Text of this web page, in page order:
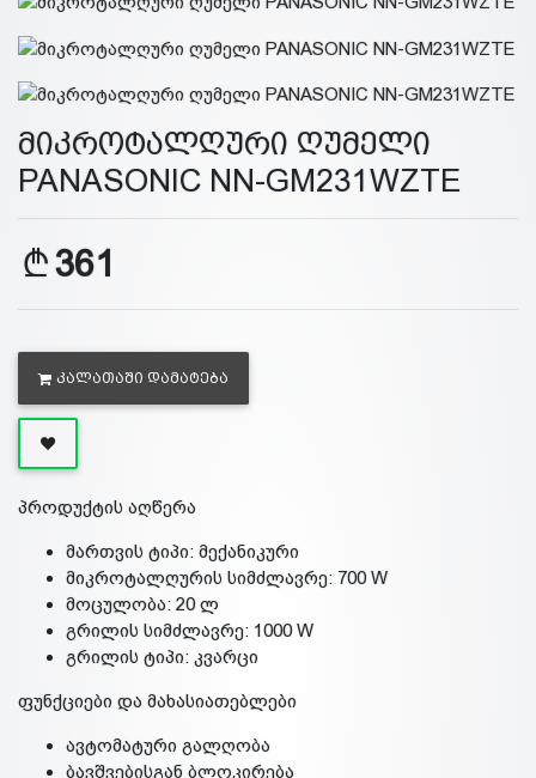
მიკროტალღური ღუმელი
PANASONIC NN-GM231WZTE
361
ᲙᲐᲚᲐᲗᲐᲨᲘ ᲓᲐᲛᲐᲢᲔᲑᲐ
პროდუქტის აღწერა
მართვის ტიპი: მექანიკური
მიკროტალღურის სიმძლავრე: 700 W
მოცულობა: 20 ლ
გრილის სიმძლავრე: 1000 W
გრილის ტიპი: კვარცი
ფუნქციები და მახასიათებლები
ავტომატური გალღობა
ბავშვებისგან ბლოკირება